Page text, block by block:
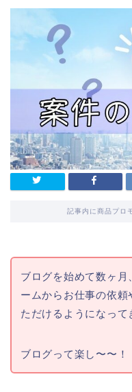
記事内に商品プロ
ブログを始めて数ヶ月
ームからお仕事の依頼
ただけるようになって
ブログって楽し〜〜！